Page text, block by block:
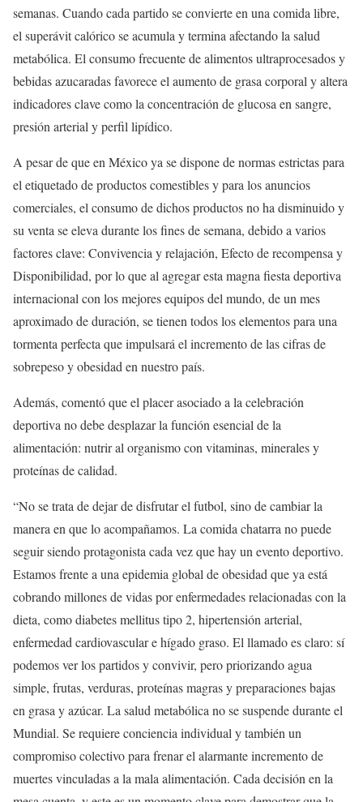
semanas. Cuando cada partido se convierte en una comida libre,
el superávit calórico se acumula y termina afectando la salud
metabólica. El consumo frecuente de alimentos ultraprocesados y
bebidas azucaradas favorece el aumento de grasa corporal y altera
indicadores clave como la concentración de glucosa en sangre,
presión arterial y perfil lipídico.
A pesar de que en México ya se dispone de normas estrictas para
el etiquetado de productos comestibles y para los anuncios
comerciales, el consumo de dichos productos no ha disminuido y
su venta se eleva durante los fines de semana, debido a varios
factores clave: Convivencia y relajación, Efecto de recompensa y
Disponibilidad, por lo que al agregar esta magna fiesta deportiva
internacional con los mejores equipos del mundo, de un mes
aproximado de duración, se tienen todos los elementos para una
tormenta perfecta que impulsará el incremento de las cifras de
sobrepeso y obesidad en nuestro país.
Además, comentó que el placer asociado a la celebración
deportiva no debe desplazar la función esencial de la
alimentación: nutrir al organismo con vitaminas, minerales y
proteínas de calidad.
“No se trata de dejar de disfrutar el futbol, sino de cambiar la
manera en que lo acompañamos. La comida chatarra no puede
seguir siendo protagonista cada vez que hay un evento deportivo.
Estamos frente a una epidemia global de obesidad que ya está
cobrando millones de vidas por enfermedades relacionadas con la
dieta, como diabetes mellitus tipo 2, hipertensión arterial,
enfermedad cardiovascular e hígado graso. El llamado es claro: sí
podemos ver los partidos y convivir, pero priorizando agua
simple, frutas, verduras, proteínas magras y preparaciones bajas
en grasa y azúcar. La salud metabólica no se suspende durante el
Mundial. Se requiere conciencia individual y también un
compromiso colectivo para frenar el alarmante incremento de
muertes vinculadas a la mala alimentación. Cada decisión en la